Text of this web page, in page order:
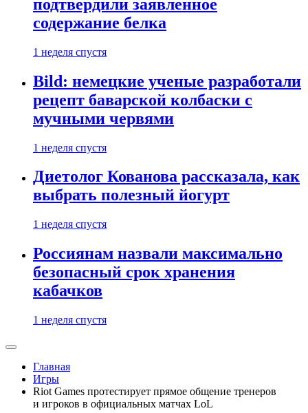
подтвердили заявленное
содержание белка
1 неделя спустя
Bild: немецкие ученые разработали
рецепт баварской колбаски с
мучными червями
1 неделя спустя
Диетолог Кованова рассказала, как
выбрать полезный йогурт
1 неделя спустя
Россиянам назвали максимально
безопасный срок хранения
кабачков
1 неделя спустя
Главная
Игры
Riot Games протестирует прямое общение тренеров
и игроков в официальных матчах LoL